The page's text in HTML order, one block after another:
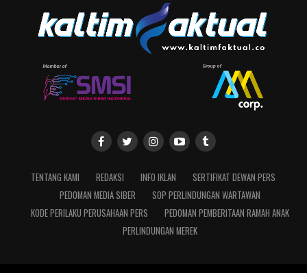
TENTANG KAMI REDAKSI INFO IKLAN
SERTIFIKAT DEWAN PERS
PEDOMAN MEDIA SIBER
SOP PERLINDUNGAN WARTAWAN
KODE PERILAKU PERUSAHAAN PERS
PEDOMAN PEMBERITAAN RAMAH ANAK
PERLINDUNGAN MEREK